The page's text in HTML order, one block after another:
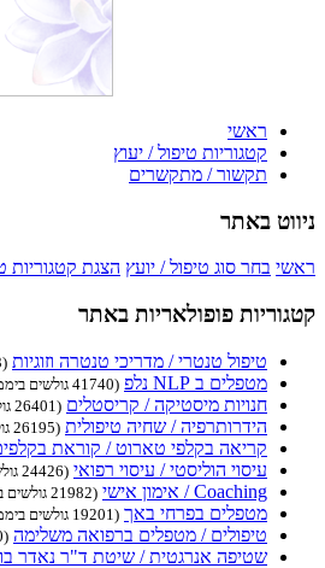
ראשי
קטגוריות טיפול / יעוץ
תקשור / מתקשרים
ניווט באתר
ראשי בחר סוג טיפול / יועץ הצגת קטגוריות
קטגוריות פופולאריות באתר
טיפול טנטרי / מדריכי טנטרה וזוגיות (47903 גולשים ביממה האחרונה)
מטפלים ב NLP נלפ (41740 גולשים ביממה האחרונה)
חנויות מיסטיקה / קריסטלים (26401 גולשים ביממה האחרונה)
הידרותרפיה / שחיה טיפולית (26195 גולשים ביממה האחרונה)
קריאה בקלפי טארוט / קוראת
עיסוי הוליסטי / עיסוי רפואי (24426 גולשים ביממה האחרונה)
Coaching / אימון אישי (21982 גולשים ביממה האחרונה)
מטפלים בפרחי באך (19201 גולשים ביממה האחרונה)
טיפולים / מטפלים ברפואה משלימה (19120 גולשים ביממה האחרונה)
שטיפה אנרגטית / שיטת ד"ר נאדר